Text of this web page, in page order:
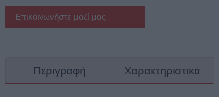
Επικοινωνήστε μαζί μας
Περιγραφή Χαρακτηριστικά